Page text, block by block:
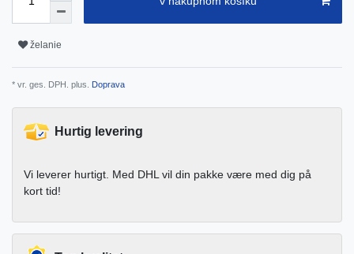
želanie
* vr. ges. DPH. plus. Doprava
Hurtig levering
Vi leverer hurtigt. Med DHL vil din pakke være med dig på
kort tid!